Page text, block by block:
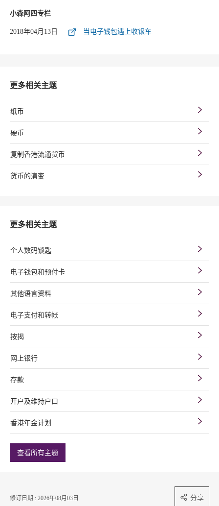
小森阿四专栏
2018年04月13日 当电子钱包遇上收银车
更多相关主题
纸币
硬币
复制香港流通货币
货币的演变
更多相关主题
个人数码锁匙
电子钱包和预付卡
其他语言资料
电子支付和转帐
按揭
网上银行
存款
开户及维持户口
香港年金计划
查看所有主题
修订日期 : 2026年08月03日 分享